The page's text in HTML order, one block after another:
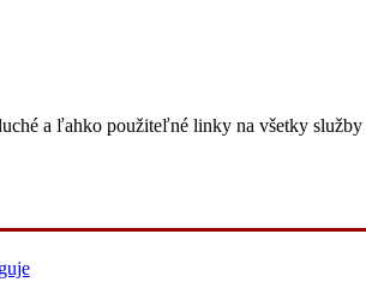
a ľahko použiteľné linky na všetky